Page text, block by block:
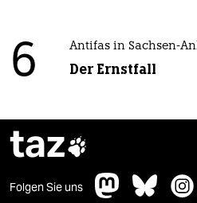
6 Antifas in Sachsen-
Der Ernstfall
taz
Folgen Sie uns